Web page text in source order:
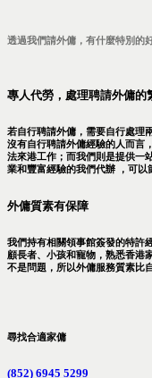
透過我們請外傭，有什麼特別的
專人代勞，處理聘請外傭的
若自行聘請外傭，需要自行處理
沒有自行聘請外傭經驗的人而言
法來港工作；而我們則是提供一
業和豐富經驗的我們代辦 ，可以
外傭質素有保障
我們持有相關領事館簽發的特許
顧長者、小孩和寵物，熟悉香港
不是問題，所以外傭服務質素比
尋找合適家傭
(852) 6945 5299